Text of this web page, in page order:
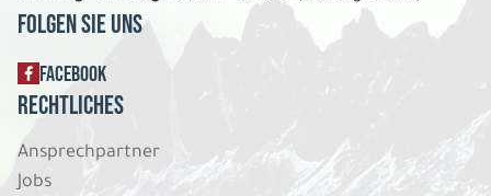
Folgen Sie uns
FACEBOOK
Rechtliches
Ansprechpartner
Jobs